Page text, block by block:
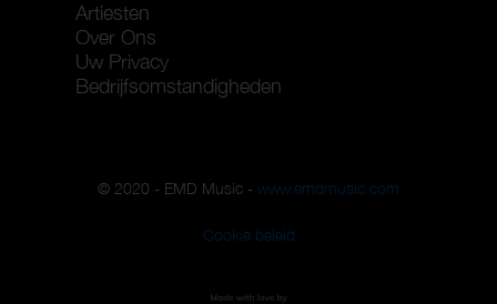
Artiesten
Over Ons
Uw Privacy
Bedrijfsomstandigheden
© 2020 - EMD Music - www.emdmusic.com
Cookie beleid